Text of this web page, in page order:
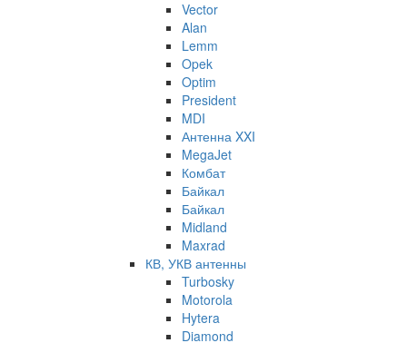
Vector
Alan
Lemm
Opek
Optim
President
MDI
Антенна XXI
MegaJet
Комбат
Байкал
Байкал
Midland
Maxrad
КВ, УКВ антенны
Turbosky
Motorola
Hytera
Diamond